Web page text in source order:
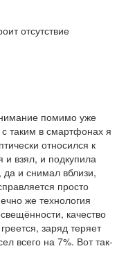
отсутствие
помимо уже
таким в смартфонах я
относился к
взял, и подкупила
да и снимал вблизи,
просто
же технология
качество
заряд теряет
всего на 7%. Вот так-